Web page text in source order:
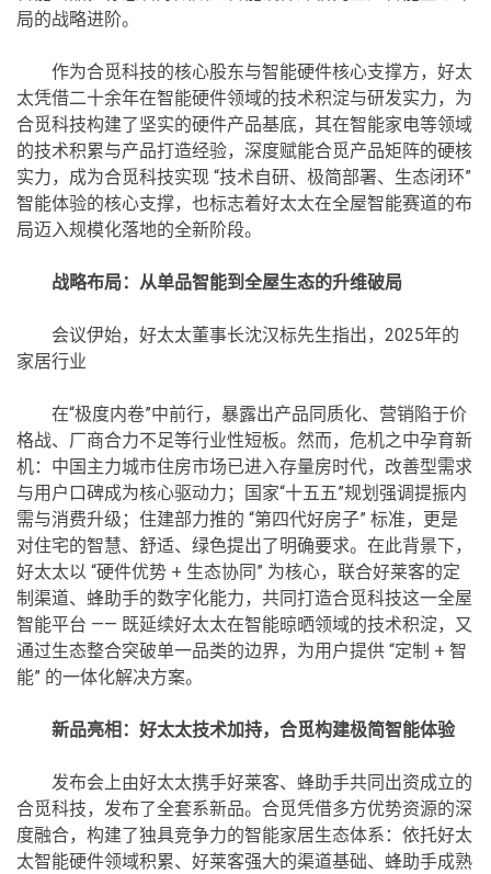
局的战略进阶。
作为合觅科技的核心股东与智能硬件核心支撑方，好太
太凭借二十余年在智能硬件领域的技术积淀与研发实力，为
合觅科技构建了坚实的硬件产品基底，其在智能家电等领域
的技术积累与产品打造经验，深度赋能合觅产品矩阵的硬核
实力，成为合觅科技实现 “技术自研、极简部署、生态闭环”
智能体验的核心支撑，也标志着好太太在全屋智能赛道的布
局迈入规模化落地的全新阶段。
战略布局：从单品智能到全屋生态的升维破局
会议伊始，好太太董事长沈汉标先生指出，2025年的
家居行业
在“极度内卷”中前行，暴露出产品同质化、营销陷于价
格战、厂商合力不足等行业性短板。然而，危机之中孕育新
机：中国主力城市住房市场已进入存量房时代，改善型需求
与用户口碑成为核心驱动力；国家“十五五”规划强调提振内
需与消费升级；住建部力推的 “第四代好房子” 标准，更是
对住宅的智慧、舒适、绿色提出了明确要求。在此背景下，
好太太以 “硬件优势 + 生态协同” 为核心，联合好莱客的定
制渠道、蜂助手的数字化能力，共同打造合觅科技这一全屋
智能平台 —— 既延续好太太在智能晾晒领域的技术积淀，又
通过生态整合突破单一品类的边界，为用户提供 “定制 + 智
能” 的一体化解决方案。
新品亮相：好太太技术加持，合觅构建极简智能体验
发布会上由好太太携手好莱客、蜂助手共同出资成立的
合觅科技，发布了全套系新品。合觅凭借多方优势资源的深
度融合，构建了独具竞争力的智能家居生态体系：依托好太
太智能硬件领域积累、好莱客强大的渠道基础、蜂助手成熟